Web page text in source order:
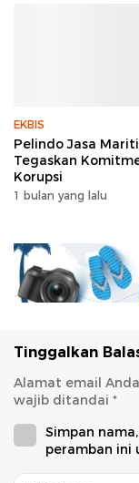
EKBIS
Pelindo Jasa
Tegaskan
Korupsi
1 bulan yang lalu
Tinggalkan
Alamat email
wajib ditandai *
Simpan
peramban ini